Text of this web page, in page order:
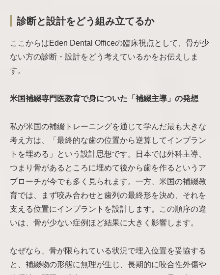
診断と設計をどう組み立てるか
ここからはEden Dental Officeの臨床視点として、骨が少
ない方の診断・設計をどう考えているかをお伝えしま
す。
米国補綴専門医教育で身についた「補綴主導」の発想
私が米国の補綴トレーニングを通じて学んだ最も大きな
考え方は、「最終的な歯の位置から逆算してインプラン
トを埋める」という設計思想です。日本では外科主導、
つまり骨があるところに埋めて後から歯を作るというア
プローチが今でも多く見られます。一方、米国の補綴教
育では、まず咬み合わせと歯列の最終形を決め、それを
支える位置にインプラントを設計します。この順序の違
いは、骨が少ない症例ほど結果に大きく影響します。
なぜなら、骨が限られている状況で埋入位置を妥協する
と、補綴物の形態に無理が生じ、長期的に咬合性外傷や